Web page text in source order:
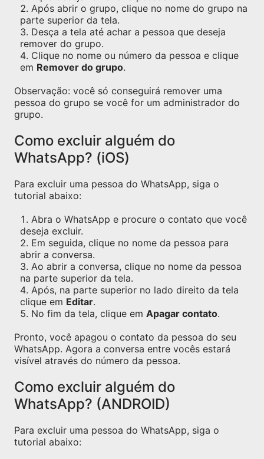
Após abrir o grupo, clique no nome do grupo na
parte superior da tela.
Desça a tela até achar a pessoa que deseja
remover do grupo.
Clique no nome ou número da pessoa e clique
em Remover do grupo.
Observação: você só conseguirá remover uma
pessoa do grupo se você for um administrador do
grupo.
Como excluir alguém do
WhatsApp? (iOS)
Para excluir uma pessoa do WhatsApp, siga o
tutorial abaixo:
Abra o WhatsApp e procure o contato que você
deseja excluir.
Em seguida, clique no nome da pessoa para
abrir a conversa.
Ao abrir a conversa, clique no nome da pessoa
na parte superior da tela.
Após, na parte superior no lado direito da tela
clique em Editar.
No fim da tela, clique em Apagar contato.
Pronto, você apagou o contato da pessoa do seu
WhatsApp. Agora a conversa entre vocês estará
visível através do número da pessoa.
Como excluir alguém do
WhatsApp? (ANDROID)
Para excluir uma pessoa do WhatsApp, siga o
tutorial abaixo: